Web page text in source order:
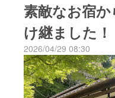
素敵なお宿
け継ました！
2026/04/29 08:30